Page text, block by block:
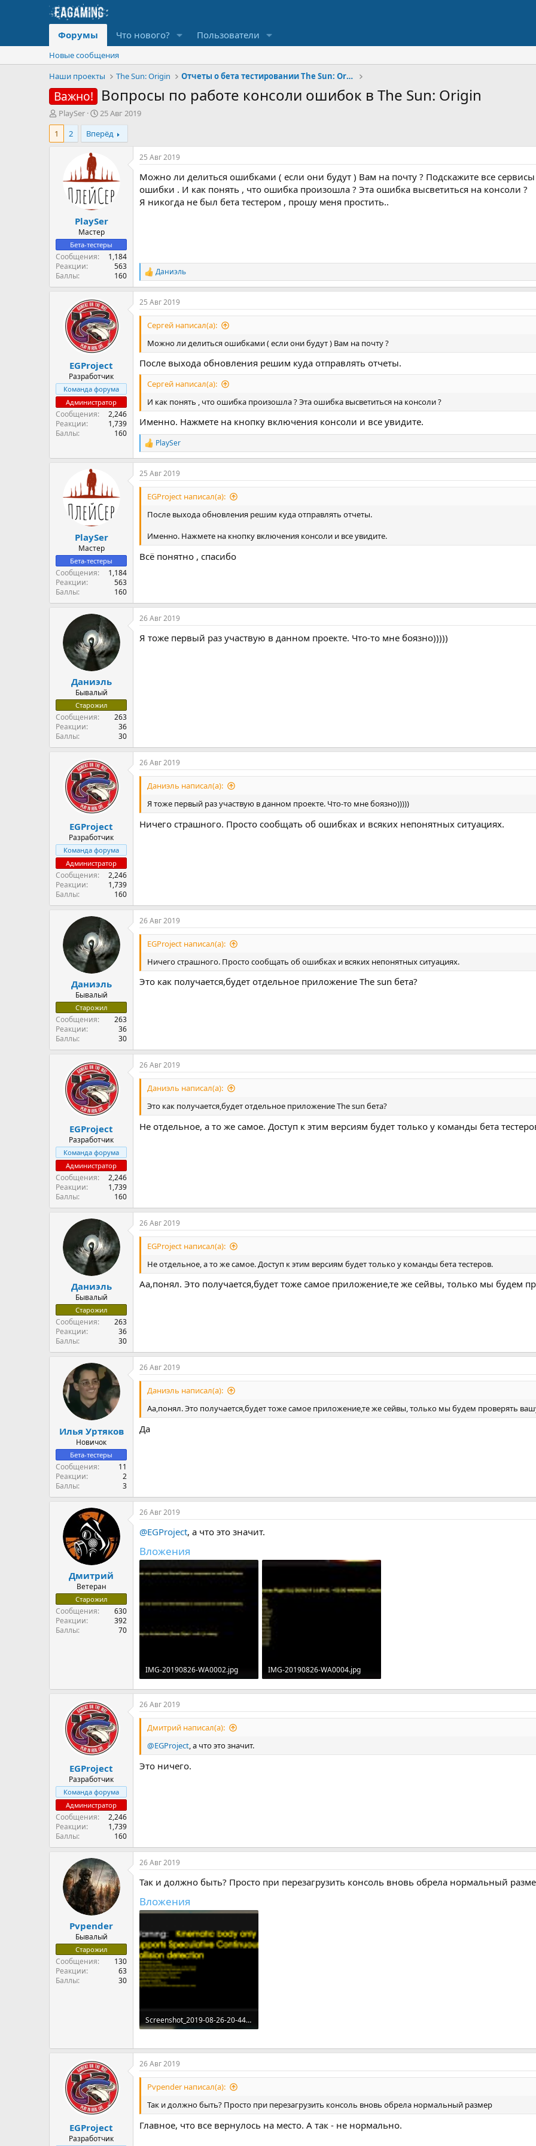
Форумы Что нового? Пользователи
Новые сообщения
Наши проекты
The Sun: Origin Отчеты о бета тестировании The Sun: Origin
Важно! Вопросы по работе консоли ошибок в The Sun: Origin
А
в
о
PlaySer
Д
а
т
а
а
ч
а
л
25 Авг 2019
1
2 Вперёд
PlaySer
Мастер
Бета-тестеры
Сообщения
1,184
Реакции
563
Баллы
160
25 Авг 2019
Можно ли делиться ошибками ( если они будут ) Вам на почту ? Подскажите все
ошибки . И как понять , что ошибка произошла ? Эта ошибка высветиться на консоли ?
Я никогда не был бета тестером , прошу меня простить..
Р
е
а
к
ц
и
Даниэль
EGProject
Разработчик
Команда форума
Администратор
Сообщения
2,246
Реакции
1,739
Баллы
160
25 Авг 2019
Сергей написал(а):
Можно ли делиться ошибками ( если они будут ) Вам на почту ?
После выхода обновления решим куда отправлять отчеты.
Сергей написал(а):
И как понять , что ошибка произошла ? Эта ошибка высветиться на консоли ?
Именно. Нажмете на кнопку включения консоли и все увидите.
Р
е
а
к
ц
и
PlaySer
PlaySer
Мастер
Бета-тестеры
Сообщения
1,184
Реакции
563
Баллы
160
25 Авг 2019
EGProject написал(а):
После выхода обновления решим куда отправлять отчеты.
Именно. Нажмете на кнопку включения консоли и все увидите.
Всё понятно , спасибо
Даниэль
Бывалый
Старожил
Сообщения
263
Реакции
36
Баллы
30
26 Авг 2019
Я тоже первый раз участвую в данном проекте. Что-то мне боязно)))))
EGProject
Разработчик
Команда форума
Администратор
Сообщения
2,246
Реакции
1,739
Баллы
160
26 Авг 2019
Даниэль написал(а):
Я тоже первый раз участвую в данном проекте. Что-то мне боязно)))))
Ничего страшного. Просто сообщать об ошибках и всяких непонятных ситуациях.
Даниэль
Бывалый
Старожил
Сообщения
263
Реакции
36
Баллы
30
26 Авг 2019
EGProject написал(а):
Ничего страшного. Просто сообщать об ошибках и всяких непонятных ситуациях.
Это как получается,будет отдельное приложение The sun бета?
EGProject
Разработчик
Команда форума
Администратор
Сообщения
2,246
Реакции
1,739
Баллы
160
26 Авг 2019
Даниэль написал(а):
Это как получается,будет отдельное приложение The sun бета?
Не отдельное, а то же самое. Доступ к этим версиям будет только у команды бета
Даниэль
Бывалый
Старожил
Сообщения
263
Реакции
36
Баллы
30
26 Авг 2019
EGProject написал(а):
Не отдельное, а то же самое. Доступ к этим версиям будет только у команды бета тестеров.
Аа,понял. Это получается,будет тоже самое приложение,те же сейвы, только мы будем
Илья Уртяков
Новичок
Бета-тестеры
Сообщения
11
Реакции
2
Баллы
3
26 Авг 2019
Даниэль написал(а):
Аа,понял. Это получается,будет тоже самое приложение,те же сейвы, только мы будем проверять
Да
Дмитрий
Ветеран
Старожил
Сообщения
630
Реакции
392
Баллы
70
26 Авг 2019
@EGProject, а что это значит.
Вложения
IMG-20190826-WA0002.jpg
45.5 KB · Просмотры: 5
IMG-20190826-WA0004.jpg
45.6 KB · Просмотры: 5
EGProject
Разработчик
Команда форума
Администратор
Сообщения
2,246
Реакции
1,739
Баллы
160
26 Авг 2019
Дмитрий написал(а):
@EGProject, а что это значит.
Это ничего.
Pvpender
Бывалый
Старожил
Сообщения
130
Реакции
63
Баллы
30
26 Авг 2019
Так и должно быть? Просто при перезагрузить консоль вновь обрела нормальный
Вложения
Screenshot_2019-08-26-20-44-41-063_com.agaming.thesun.origin.png
EGProject
Разработчик
26 Авг 2019
Pvpender написал(а):
Так и должно быть? Просто при перезагрузить консоль вновь обрела нормальный размер
Главное, что все вернулось на место. А так - не нормально.